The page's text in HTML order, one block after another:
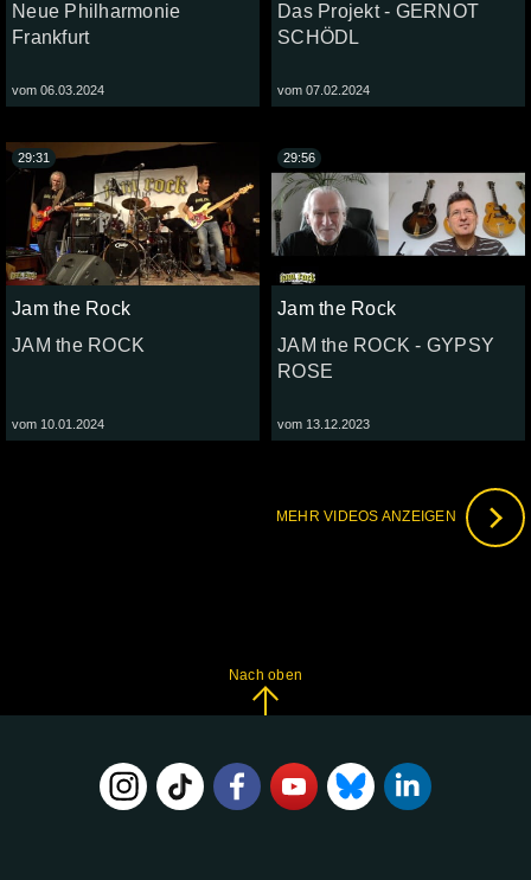
Neue Philharmonie
Frankfurt
vom 06.03.2024
Das Projekt - GERNOT
SCHÖDL
vom 07.02.2024
Jam the Rock
JAM the ROCK
vom 10.01.2024
29:31
Jam the Rock
JAM the ROCK - GYPSY
ROSE
vom 13.12.2023
29:56
MEHR VIDEOS ANZEIGEN
Nach oben